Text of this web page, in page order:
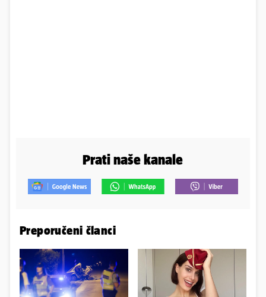
Prati naše kanale
Preporučeni članci